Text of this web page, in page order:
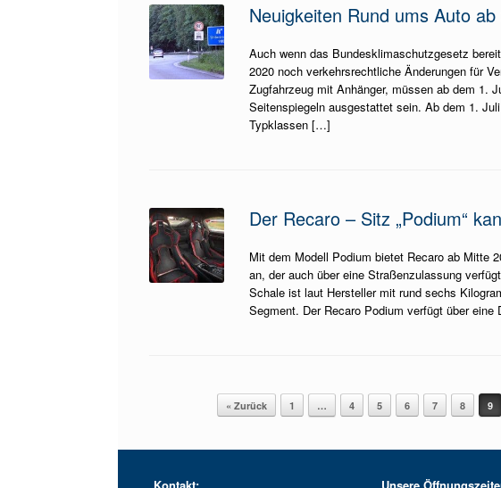
Neuigkeiten Rund ums Auto
Auch wenn das Bundesklimaschutzgesetz
2020 noch verkehrsrechtliche Änderungen für
Zugfahrzeug mit Anhänger, müssen ab dem 1.
Seitenspiegeln ausgestattet sein. Ab dem 1.
Typklassen […]
Der Recaro – Sitz „Podium“
Mit dem Modell Podium bietet Recaro ab Mitte
an, der auch über eine Straßenzulassung
Schale ist laut Hersteller mit rund sechs
Segment. Der Recaro Podium verfügt über
Beitragsnavigation« Zurück 1 … 4 5 6 7 8 9
Kontakt: Unsere